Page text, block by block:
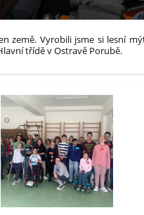
země. Vyrobili jsme si lesní
třídě v Ostravě Porubě.